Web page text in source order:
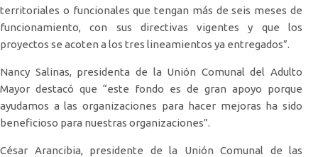
territoriales o funcionales que tengan más de seis meses de
funcionamiento, con sus directivas vigentes y que los
proyectos se acoten a los tres lineamientos ya entregados”.
Nancy Salinas, presidenta de la Unión Comunal del Adulto
Mayor destacó que “este fondo es de gran apoyo porque
ayudamos a las organizaciones para hacer mejoras ha sido
beneficioso para nuestras organizaciones”.
César Arancibia, presidente de la Unión Comunal de las